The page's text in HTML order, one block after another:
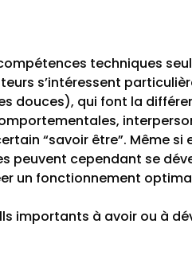
techniques
s’intéressent
douces), qui font la
“savoir être”. Même
peuvent cependant se
un fonctionnement
importants à avoir ou à